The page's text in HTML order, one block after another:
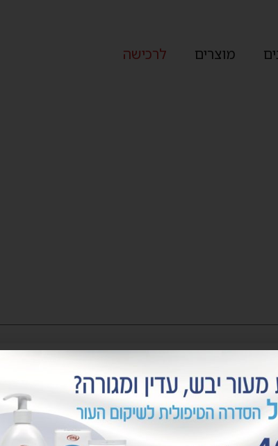
מוצרים לרכישה